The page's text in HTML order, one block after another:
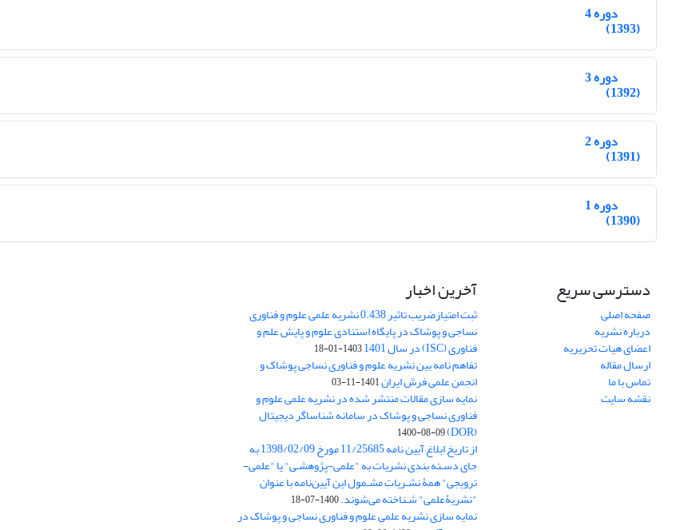
دوره 4
(1393)
دوره 3
(1392)
دوره 2
(1391)
دوره 1
(1390)
دسترسی سریع
صفحه اصلی
درباره نشریه
اعضای هیات تحریریه
ارسال مقاله
تماس با ما
نقشه سایت
آخرین اخبار
ثبت امتیازضریب تاثیر 0.438 نشریه علمی علوم و فناوری
نساجی و پوشاک در پایگاه استنادی علوم و پایش علم و
فناوری (ISC) در سال 1401 1403-01-18
تفاهم نامه بین نشریه علوم و فناوری نساجی پوشاک و
انجمن علمی فرش ایران1401-11-03
نمایه سازی مقالات منتشر شده در نشریه علمی علوم و
فناوری نساجی و پوشاک در سامانه شناساگر دیجیتال
(DOR)
1400-08-09
از تاریخ ابلاغ آیین نامه 11/25685 مورخ 1398/02/09 به
جای دسـته بندی نشریات به "علمی-پژوهشـی" یا "علمی-
ترویجی" همۀ نشـریاتِ مشـمول این آیین‌نامه با عنوان
"نشریۀعلمی" شـناخته می‌شوند.1400-07-18
نمایه سازی نشریه علمی علوم و فناوری نساجی و پوشاک در